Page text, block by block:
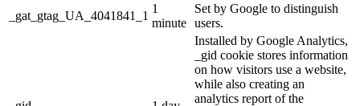
_gat_gtag_UA_4041841_1
1
minute
Set by Google to distinguish
users.
Installed by Google Analytics,
_gid cookie stores information
on how visitors use a website,
while also creating an
analytics report of the